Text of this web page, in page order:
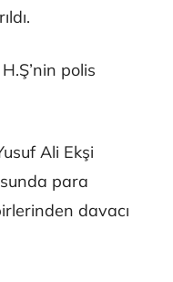
polis
Ali Ekşi
para
davacı